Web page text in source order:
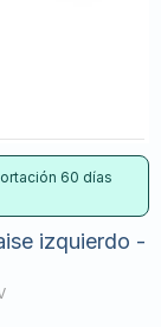
60 días
izquierdo -